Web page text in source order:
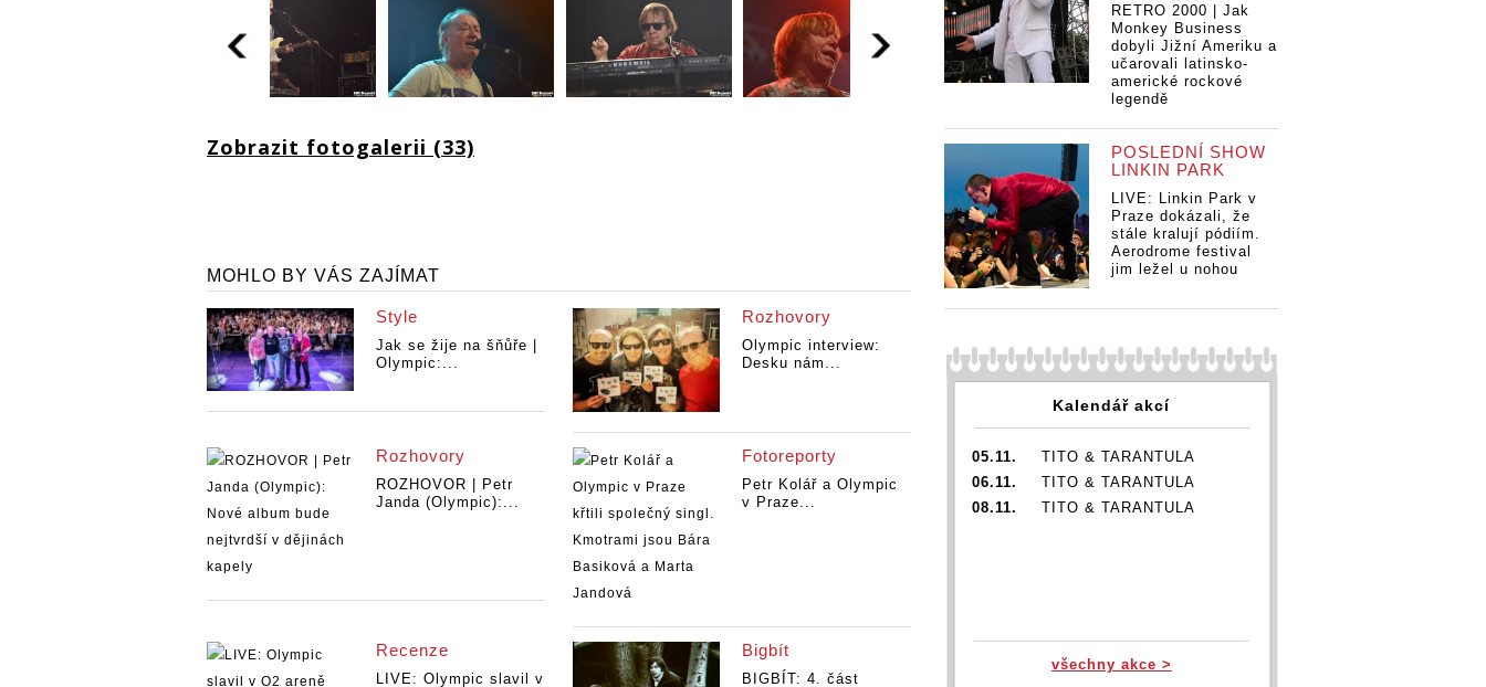
Zobrazit fotogalerii (33)
MOHLO BY VÁS ZAJÍMAT
Style
Jak se žije na šňůře |
Olympic:...
Rozhovory
Olympic interview:
Desku nám...
Rozhovory
ROZHOVOR | Petr
Janda (Olympic):...
Fotoreporty
Petr Kolář a Olympic
v Praze...
Recenze
LIVE: Olympic slavil v
Bigbít
BIGBÍT: 4. část
RETRO 2000 | Jak
Monkey Business
dobyli Jižní Ameriku a
učarovali latinsko-
americké rockové
legendě
POSLEDNÍ SHOW
LINKIN PARK
LIVE: Linkin Park v
Praze dokázali, že
stále kralují pódiím.
Aerodrome festival
jim ležel u nohou
Kalendář akcí
05.11.
TITO & TARANTULA
06.11.
TITO & TARANTULA
08.11.
TITO & TARANTULA
všechny akce >